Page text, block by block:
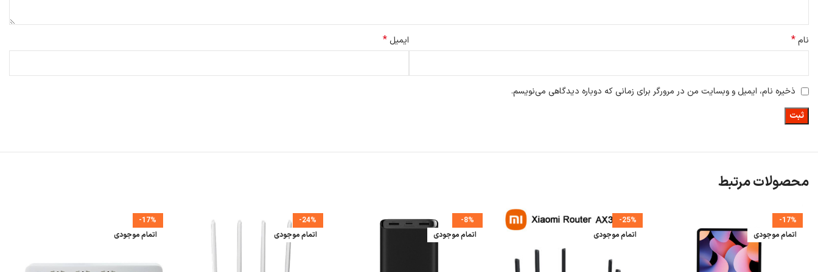
نام* ایمیل *
ذخیره نام، ایمیل و وبسایت من در مرورگر برای زمانی که دوباره دیدگاهی می‌نویسم.
محصولات مرتبط
-17%
اتمام موجودی
-25%
اتمام موجودی
-8%
اتمام موجودی
-24%
اتمام موجودی
-17%
اتمام موجودی